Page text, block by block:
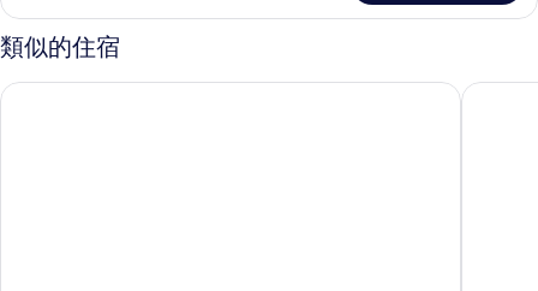
平
房
的
情
類似的住宿
墾丁長灘休閒飯店 河堤時